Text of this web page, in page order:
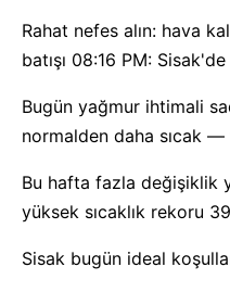
Rahat nefes alın: hava
batışı 08:16 PM:
Bugün yağmur ihtimali
normalden daha sıcak —
Bu hafta fazla değişiklik
yüksek sıcaklık rekoru
Sisak bugün ideal